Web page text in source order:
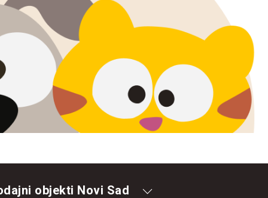
objekti Novi Sad